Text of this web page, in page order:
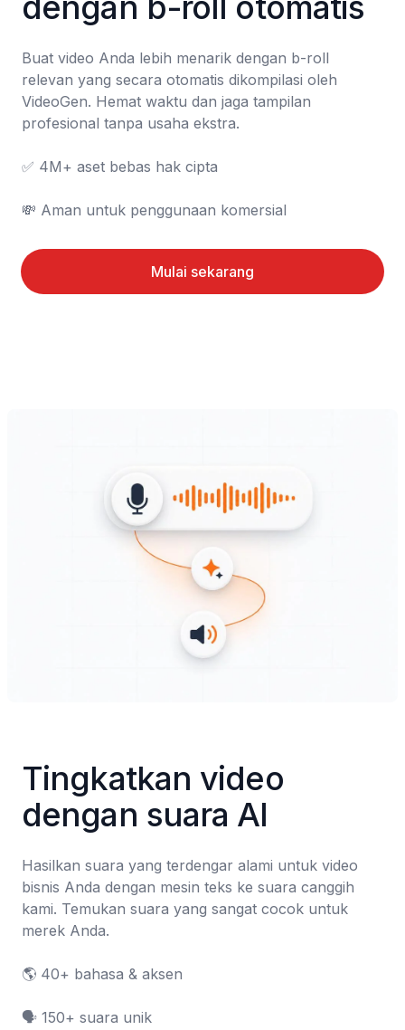
Buat video Anda lebih menarik dengan b-roll
relevan yang secara otomatis dikompilasi oleh
VideoGen. Hemat waktu dan jaga tampilan
profesional tanpa usaha ekstra.
✅ 4M+ aset bebas hak cipta
💸 Aman untuk penggunaan komersial
Mulai sekarang
Tingkatkan video
dengan suara AI
Hasilkan suara yang terdengar alami untuk video
bisnis Anda dengan mesin teks ke suara canggih
kami. Temukan suara yang sangat cocok untuk
merek Anda.
🌎 40+ bahasa & aksen
🗣️ 150+ suara unik